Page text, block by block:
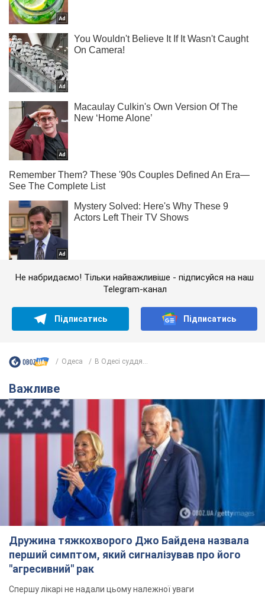
Не набридаємо! Тільки найважливіше - підписуйся на наш
Telegram-канал
Підписатись Підписатись
Одеса В Одесі суддя...
Важливе
Дружина тяжкохворого Джо Байдена назвала
перший симптом, який сигналізував про його
"агресивний" рак
Спершу лікарі не надали цьому належної уваги